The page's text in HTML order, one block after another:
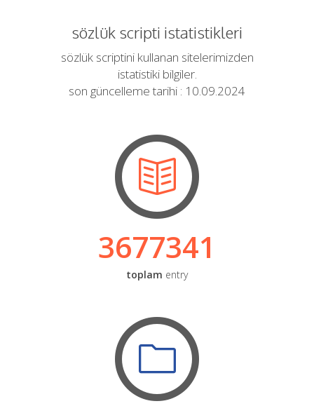
sözlük scripti istatistikleri
sözlük scriptini kullanan sitelerimizden
istatistiki bilgiler.
son güncelleme tarihi : 10.09.2024
3677341
toplam entry